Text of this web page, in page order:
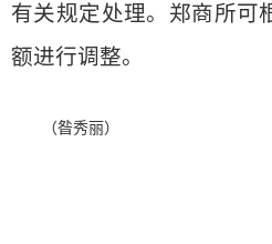
有关规定处理。郑商所可
额进行调整。
（昝秀丽）